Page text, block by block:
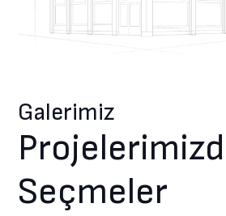
Galerimiz
Seçmeler